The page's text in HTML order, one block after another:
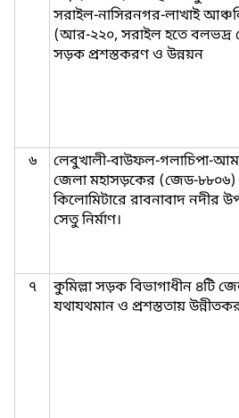
সরাইল-নাসিরনগর-লাখাই
(আর-২২০, সরাইল হতে বলভদ্র
সড়ক প্রশস্তকরণ ও উন্নয়ন
৬
লেবুখালী-বাউফল-গলাচিপা-
জেলা মহাসড়কের (জেড-
কিলোমিটারে রাবনাবাদ নদীর
সেতু নির্মাণ।
৭
কুমিল্লা সড়ক বিভাগাধীন ৪টি
যথাযথমান ও প্রশস্ততায়